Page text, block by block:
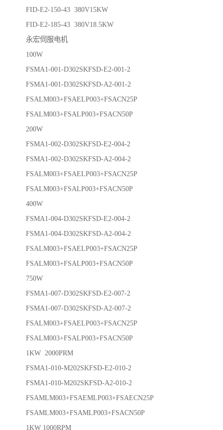
FID-E2-150-43 380V15KW
FID-E2-185-43 380V18.5KW
永宏伺服电机
100W
FSMA1-001-D302SKFSD-E2-001-2
FSMA1-001-D302SKFSD-A2-001-2
FSALM003+FSAELP003+FSACN25P
FSALM003+FSALP003+FSACN50P
200W
FSMA1-002-D302SKFSD-E2-004-2
FSMA1-002-D302SKFSD-A2-004-2
FSALM003+FSAELP003+FSACN25P
FSALM003+FSALP003+FSACN50P
400W
FSMA1-004-D302SKFSD-E2-004-2
FSMA1-004-D302SKFSD-A2-004-2
FSALM003+FSAELP003+FSACN25P
FSALM003+FSALP003+FSACN50P
750W
FSMA1-007-D302SKFSD-E2-007-2
FSMA1-007-D302SKFSD-A2-007-2
FSALM003+FSAELP003+FSACN25P
FSALM003+FSALP003+FSACN50P
1KW 2000PRM
FSMA1-010-M202SKFSD-E2-010-2
FSMA1-010-M202SKFSD-A2-010-2
FSAMLM003+FSAEMLP003+FSAECN25P
FSAMLM003+FSAMLP003+FSACN50P
1KW 1000RPM